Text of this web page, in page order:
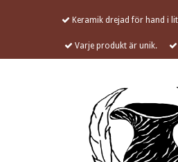
Keramik drejad för hand i
Varje produkt är unik.